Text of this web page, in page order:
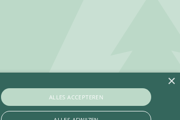
×
ALLES ACCEPTEREN